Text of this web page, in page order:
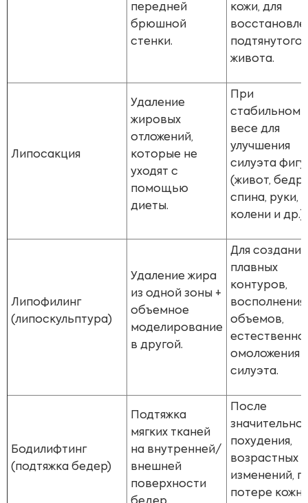
передней
брюшной
стенки.
кожи, для
подтянутого
живота.
Липосакция
Удаление
жировых
отложений,
которые не
уходят с
помощью
диеты.
При
стабильном
весе для
улучшения
силуэта
(живот,
спина, руки,
колени и др.).
Липофилинг
(липоскульптура)
Удаление жира
из одной зоны +
объемное
моделирование
в другой.
Для создания
плавных
контуров,
восполнения
объемов,
омоложения
силуэта.
Бодилифтинг
(подтяжка бедер)
Подтяжка
мягких тканей
на внутренней/
внешней
поверхности
После
похудения,
возрастных
изменений,
потере